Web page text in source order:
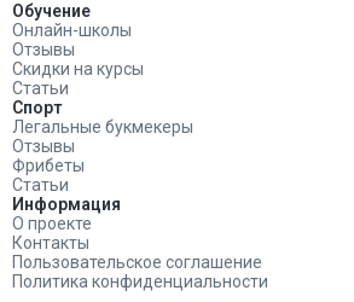
Обучение
Онлайн-школы
Отзывы
Скидки на курсы
Статьи
Спорт
Легальные букмекеры
Отзывы
Фрибеты
Статьи
Информация
О проекте
Контакты
Пользовательское соглашение
Политика конфиденциальности